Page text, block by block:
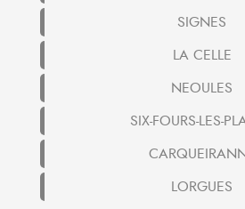
SIGNES
LA CELLE
NEOULES
SIX-FOURS-LES-
LORGUES